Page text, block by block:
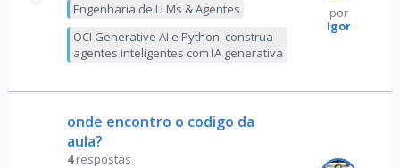
Engenharia de LLMs & Agentes
OCI Generative AI e Python: construa
agentes inteligentes com IA generativa
por
Igor
onde encontro o codigo da
aula?
4 respostas